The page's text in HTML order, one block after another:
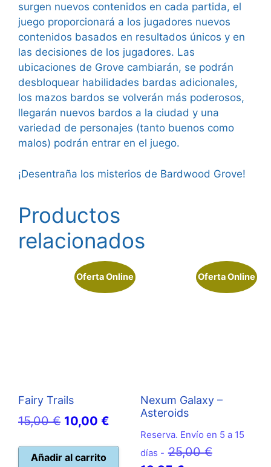
surgen nuevos contenidos en cada partida, el
juego proporcionará a los jugadores nuevos
contenidos basados en resultados únicos y en
las decisiones de los jugadores. Las
ubicaciones de Grove cambiarán, se podrán
desbloquear habilidades bardas adicionales,
los mazos bardos se volverán más poderosos,
llegarán nuevos bardos a la ciudad y una
variedad de personajes (tanto buenos como
malos) podrán entrar en el juego.
¡Desentraña los misterios de Bardwood Grove!
Productos
relacionados
Oferta Online
Fairy Trails
15,00€ El
original
10,00 €
precio
actual
Añadir al carrito
Oferta Online
Nexum Galaxy –
Asteroids
Reserva. Envío en 5 a 15
días - 25,00€El